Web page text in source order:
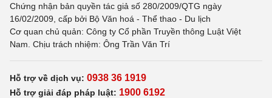
Chứng nhận bản quyền tác giả số 280/2009/QTG ngày
16/02/2009, cấp bởi Bộ Văn hoá - Thể thao - Du lịch
Cơ quan chủ quản: Công ty Cổ phần Truyền thông Luật Việt
Nam. Chịu trách nhiệm: Ông Trần Văn Trí
Hỗ trợ về dịch vụ: 0938 36 1919
Hỗ trợ giải đáp pháp luật: 1900 6192